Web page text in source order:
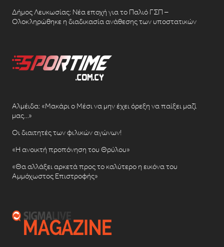
Δήμος Λευκωσίας: Νέα εποχή για το Παλιό ΓΣΠ –
Ολοκληρώθηκε η διαδικασία ανάθεσης των υποστατικών
Αλμέιδα: «Μακάρι ο Μέσι να μην έχει όρεξη να παίξει μαζί
μας…»
Οι διαιτητές των φιλικών αγώνων!
«Η ανοικτή προπόνηση του Θρύλου»
«Θα αλλάξει αρκετά προς το καλύτερο η εικόνα του
Αμμόχωστος Επιστροφής»